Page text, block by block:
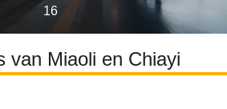
16
van Miaoli en Chiayi